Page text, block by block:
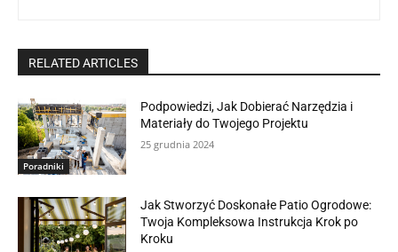
RELATED ARTICLES
Poradniki
Podpowiedzi, Jak Dobierać Narzędzia i
Materiały do Twojego Projektu
25 grudnia 2024
Jak Stworzyć Doskonałe Patio Ogrodowe:
Twoja Kompleksowa Instrukcja Krok po
Kroku